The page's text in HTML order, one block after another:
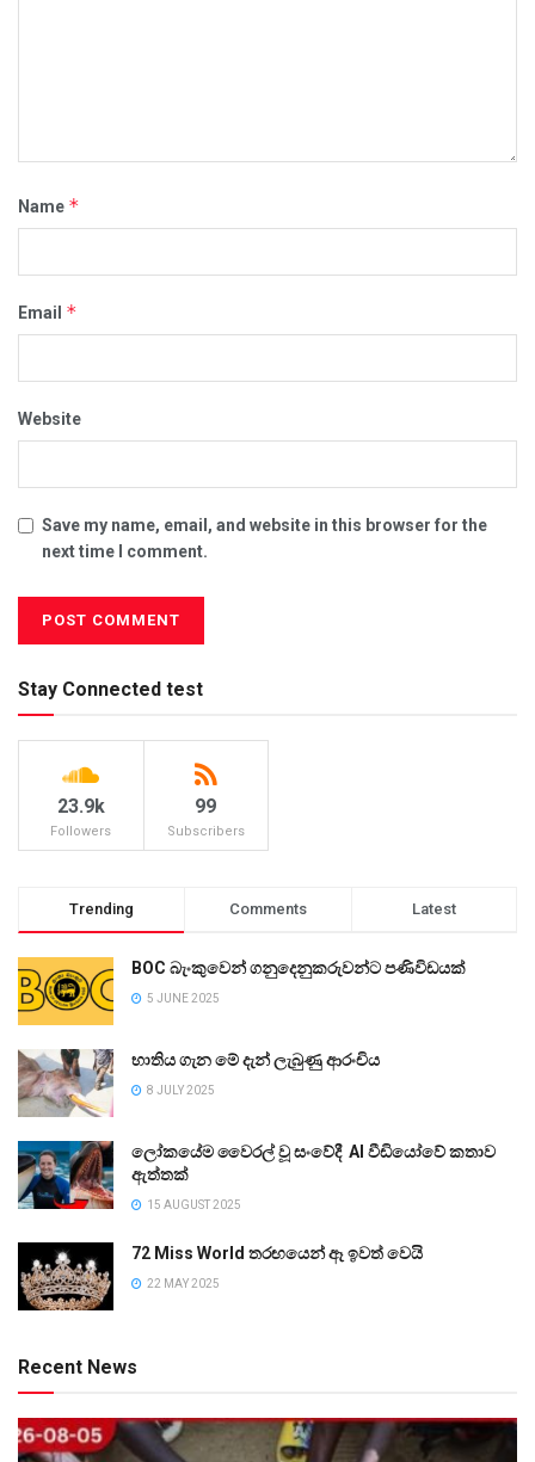
Name *
Email *
Website
Save my name, email, and website in this browser for the
next time I comment.
Stay Connected test
23.9k
Followers
99
Subscribers
Trending Comments Latest
BOC බැංකුවෙන් ගනුදෙනුකරුවන්ට පණිවිඩයක්
5 JUNE 2025
භාතිය ගැන මේ දැන් ලැබුණු ආරංචිය
8 JULY 2025
ලෝකයේම වෛරල් වූ සංවේදී AI වීඩියෝවේ කතාව
ඇත්තක්
15 AUGUST 2025
72 Miss World තරඟයෙන් ඈ ඉවත් වෙයි
22 MAY 2025
Recent News